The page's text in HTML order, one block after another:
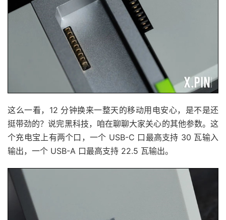
这么一看，12 分钟换来一整天的移动用电安心，是不是还
挺带劲的？说完黑科技，咱在聊聊大家关心的其他参数。这
个充电宝上有两个口，一个 USB-C 口最高支持 30 瓦输入
输出，一个 USB-A 口最高支持 22.5 瓦输出。